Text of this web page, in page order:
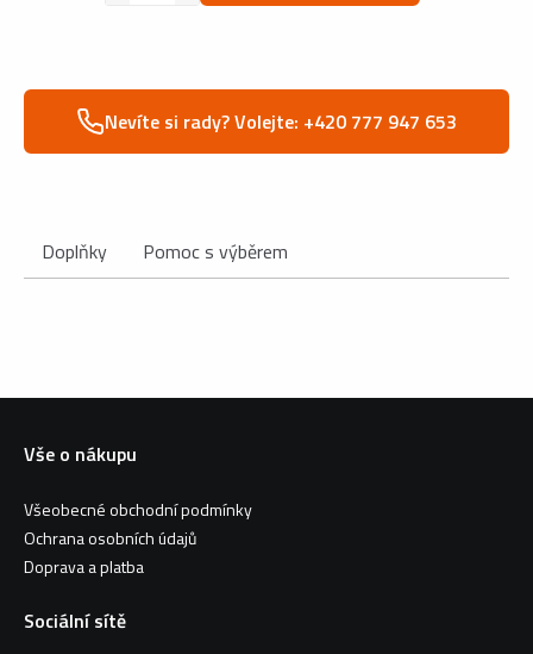
Nevíte si rady? Volejte: +420 777 947 653
Doplňky Pomoc s výběrem
Vše o nákupu
Všeobecné obchodní podmínky
Ochrana osobních údajů
Doprava a platba
Sociální sítě